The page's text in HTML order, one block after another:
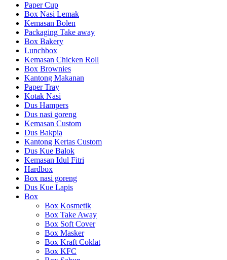
Paper Cup
Box Nasi Lemak
Kemasan Bolen
Packaging Take away
Box Bakery
Lunchbox
Kemasan Chicken Roll
Box Brownies
Kantong Makanan
Paper Tray
Kotak Nasi
Dus Hampers
Dus nasi goreng
Kemasan Custom
Dus Bakpia
Kantong Kertas Custom
Dus Kue Balok
Kemasan Idul Fitri
Hardbox
Box nasi goreng
Dus Kue Lapis
Box
Box Kosmetik
Box Take Away
Box Soft Cover
Box Masker
Box Kraft Coklat
Box KFC